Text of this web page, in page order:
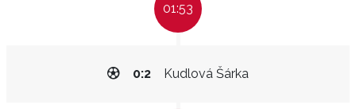
01:53
Kudlová Šárka
0:2